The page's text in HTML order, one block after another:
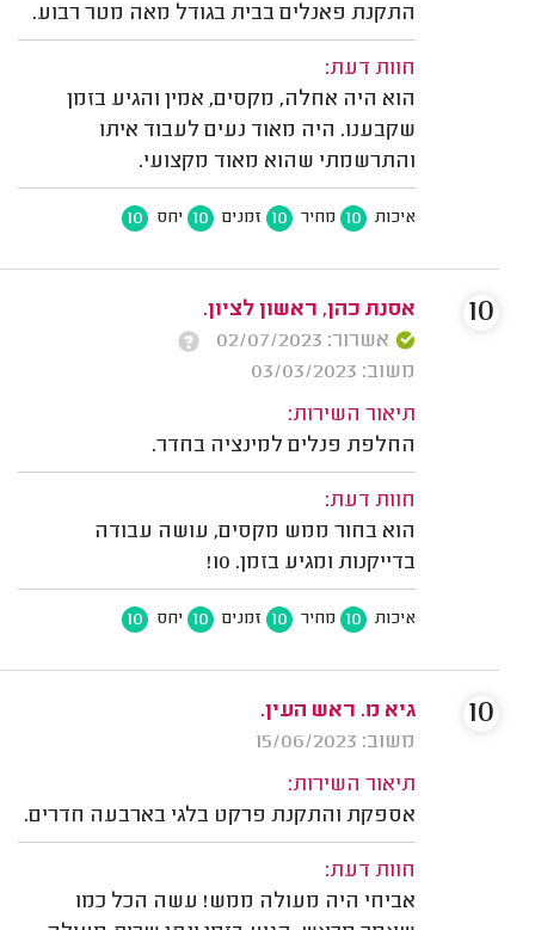
התקנת פאנלים בבית בגודל מאה מטר רבוע.
חוות דעת:
הוא היה אחלה, מקסים, אמין והגיע בזמן
שקבענו. היה מאוד נעים לעבוד איתו
והתרשמתי שהוא מאוד מקצועי.
איכות 10 מחיר 10 זמנים 10 יחס 10
אסנת כהן, ראשון לציון.
אשרור: 02/07/2023
משוב: 03/03/2023
תיאור השירות:
החלפת פנלים למינציה בחדר.
חוות דעת:
הוא בחור ממש מקסים, עושה עבודה
בדייקנות ומגיע בזמן. 10!
איכות 10 מחיר 10 זמנים 10 יחס 10
10
גיא מ. ראש העין.
משוב: 15/06/2023
תיאור השירות:
אספקת והתקנת פרקט בלגי בארבעה חדרים.
חוות דעת:
אביחי היה מעולה ממש! עשה הכל כמו
10